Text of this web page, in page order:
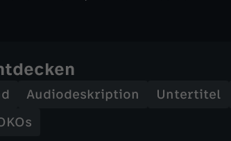
Audiodeskription Untertitel